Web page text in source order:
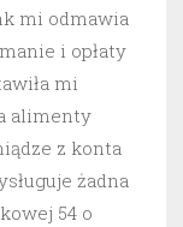
mi odmawia
i opłaty
mi
alimenty
z konta
żadna
54 o